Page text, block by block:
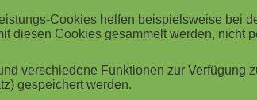
selber erklären die notwendigen Schritte.
Male überarbeitet und sind nun perfekt:
Cookies helfen beispielsweise bei
diesen Cookies gesammelt werden, nicht
verschiedene Funktionen zur Verfügung
gespeichert werden.